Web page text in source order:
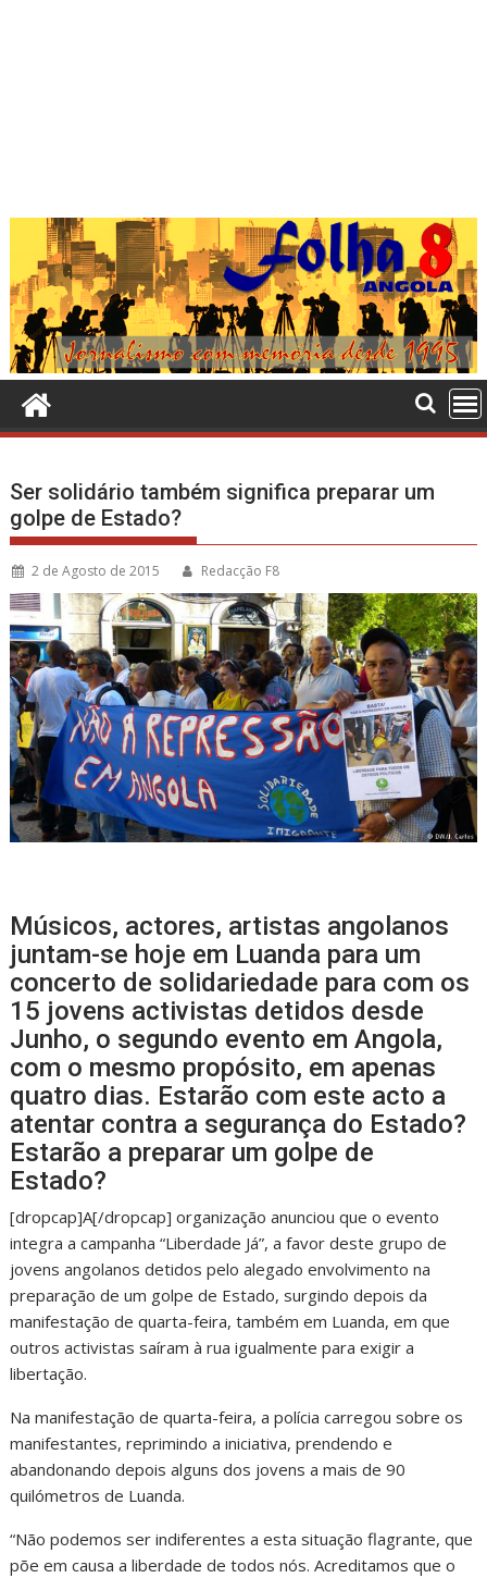
Ser solidário também significa preparar um
golpe de Estado?
2 de Agosto de 2015 Redacção F8
Músicos, actores, artistas angolanos
juntam-se hoje em Luanda para um
concerto de solidariedade para com os
15 jovens activistas detidos desde
Junho, o segundo evento em Angola,
com o mesmo propósito, em apenas
quatro dias. Estarão com este acto a
atentar contra a segurança do Estado?
Estarão a preparar um golpe de
Estado?
[dropcap]A[/dropcap] organização anunciou que o evento
integra a campanha “Liberdade Já”, a favor deste grupo de
jovens angolanos detidos pelo alegado envolvimento na
preparação de um golpe de Estado, surgindo depois da
manifestação de quarta-feira, também em Luanda, em que
outros activistas saíram à rua igualmente para exigir a
libertação.
Na manifestação de quarta-feira, a polícia carregou sobre os
manifestantes, reprimindo a iniciativa, prendendo e
abandonando depois alguns dos jovens a mais de 90
quilómetros de Luanda.
“Não podemos ser indiferentes a esta situação flagrante, que
põe em causa a liberdade de todos nós. Acreditamos que o